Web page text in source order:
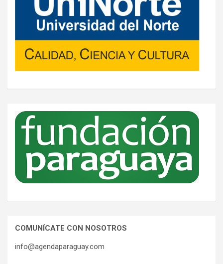
COMUNÍCATE CON NOSOTROS
info@agendaparaguay.com